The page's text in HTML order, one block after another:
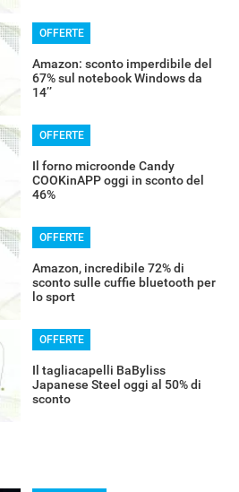
OFFERTE
Amazon: sconto imperdibile del
67% sul notebook Windows da
14’’
OFFERTE
Il forno microonde Candy
COOKinAPP oggi in sconto del
46%
OFFERTE
Amazon, incredibile 72% di
sconto sulle cuffie bluetooth per
lo sport
OFFERTE
Il tagliacapelli BaByliss
Japanese Steel oggi al 50% di
sconto